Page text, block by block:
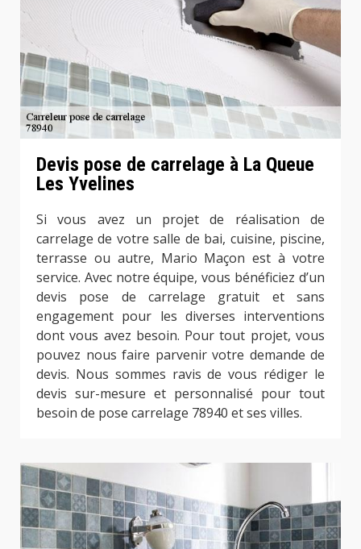
Devis pose de carrelage à La Queue
Les Yvelines
Si vous avez un projet de réalisation de
carrelage de votre salle de bai, cuisine, piscine,
terrasse ou autre, Mario Maçon est à votre
service. Avec notre équipe, vous bénéficiez d’un
devis pose de carrelage gratuit et sans
engagement pour les diverses interventions
dont vous avez besoin. Pour tout projet, vous
pouvez nous faire parvenir votre demande de
devis. Nous sommes ravis de vous rédiger le
devis sur-mesure et personnalisé pour tout
besoin de pose carrelage 78940 et ses villes.